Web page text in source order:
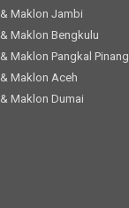
Maklon Jambi
Maklon Bengkulu
Maklon Pangkal Pinang
Maklon Aceh
Maklon Dumai